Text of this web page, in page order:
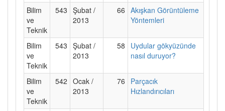
Bilim
ve
Teknik
543 Şubat /
2013
66 Akışkan Görüntüleme
Yöntemleri
Bilim
ve
Teknik
543 Şubat /
2013
58
Uydular gökyüzünde
nasıl duruyor?
Bilim
ve
Teknik
542 Ocak /
2013
76
Parçacık
Hızlandırıcıları